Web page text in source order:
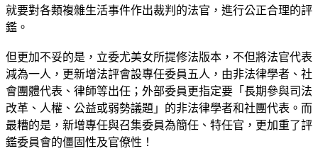
就要對各類複雜生活事件作出裁判的法官，進行公正合理的評
鑑。
但更加不妥的是，立委尤美女所提修法版本，不但將法官代表
減為一人，更新增法評會設專任委員五人，由非法律學者、社
會團體代表、律師等出任；外部委員更指定要「長期參與司法
改革、人權、公益或弱勢議題」的非法律學者和社團代表。而
最糟的是，新增專任與召集委員為簡任、特任官，更加重了評
鑑委員會的僵固性及官僚性！